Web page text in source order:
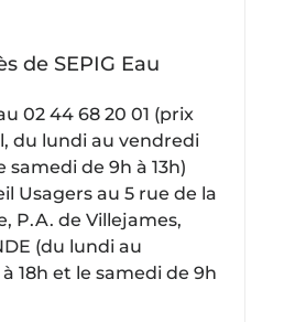
de SEPIG Eau
02 44 68 20 01 (prix
du lundi au vendredi
samedi de 9h à 13h)
Usagers au 5 rue de la
P.A. de Villejames,
(du lundi au
18h et le samedi de 9h